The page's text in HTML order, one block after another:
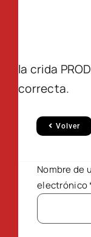
la crida
correcta.
Volver
Nombre de
electrónico